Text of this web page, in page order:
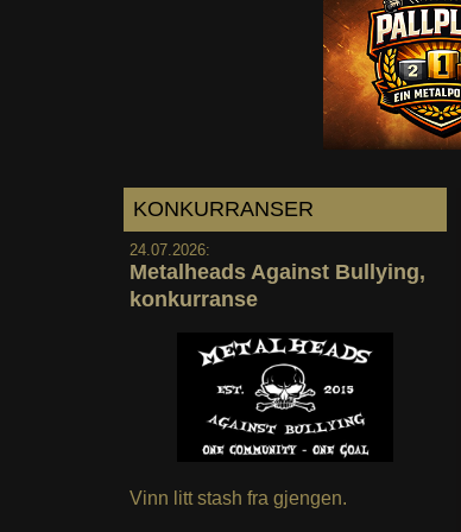
KONKURRANSER
24.07.2026:
Metalheads Against Bullying,
konkurranse
Vinn litt stash fra gjengen.